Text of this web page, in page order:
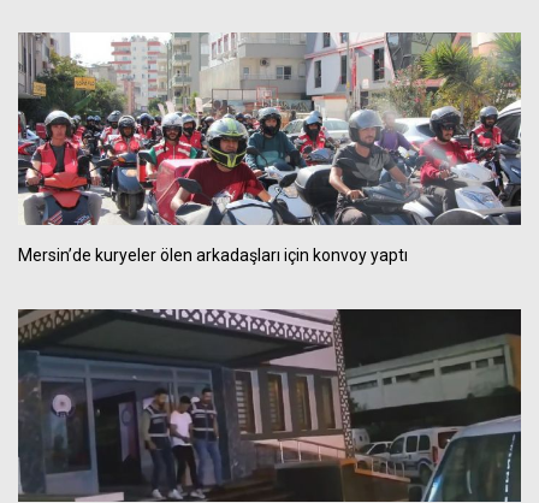
Mersin’de kuryeler ölen arkadaşları için konvoy yaptı